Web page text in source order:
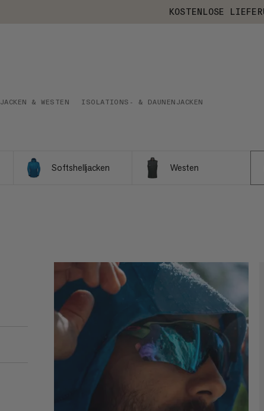
KOSTENLOSE
JACKEN & WESTEN ISOLATIONS- & DAUNENJACKEN
Softshelljacken Westen